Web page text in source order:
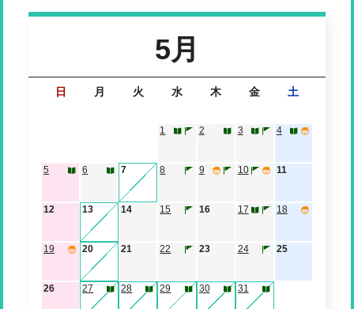
5月
日 月 火 水 木 金 土
1 2 3 4
5 6 7 8 9 10 11
12 13 14 15 16 17 18
19 20 21 22 23 24 25
26 27 28 29 30 31